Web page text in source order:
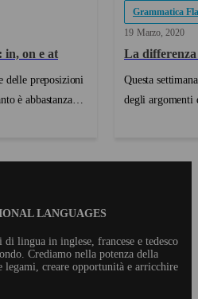
in, on e at
delle preposizioni
è abbastanza
assumere
Grammatica
19 Marzo 2020
La
Questa
degli argomenti
inglese: la
LANGUAGES
lingua in inglese, francese e tedesco
Crediamo nella potenza della
creare opportunità e arricchire